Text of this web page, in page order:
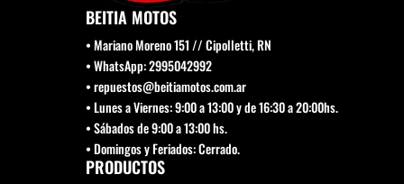
BEITIA MOTOS
• Mariano Moreno 151 // Cipolletti, RN
• WhatsApp: 2995042992
• repuestos@beitiamotos.com.ar
• Lunes a Viernes: 9:00 a 13:00 y de 16:30 a 20:00hs.
• Sábados de 9:00 a 13:00 hs.
• Domingos y Feriados: Cerrado.
PRODUCTOS